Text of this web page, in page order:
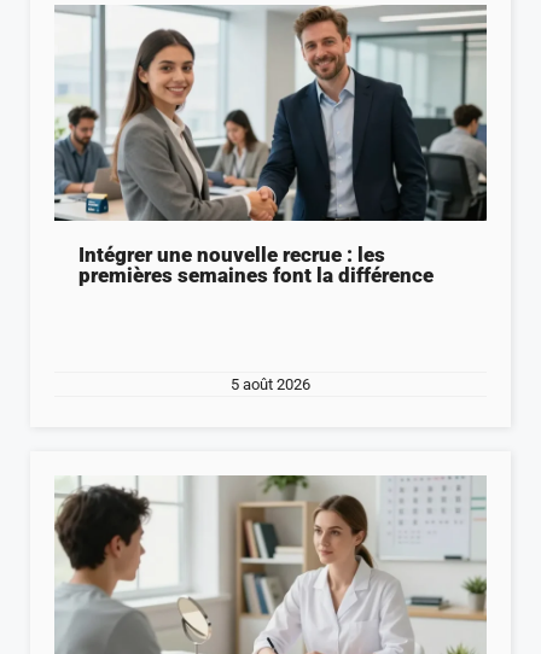
Intégrer une nouvelle recrue : les
premières semaines font la différence
5 août 2026